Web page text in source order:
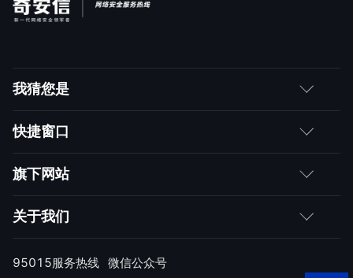
我猜您是
客户
合作伙伴
求职者
快捷窗口
如何购买
产品注册与激活
样本上报
旗下网站
网神
关于我们
公司简介
95015服务热线 微信公众号